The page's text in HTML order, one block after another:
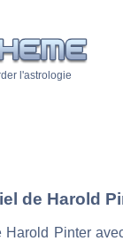
l'astrologie
de Harold
Pinter